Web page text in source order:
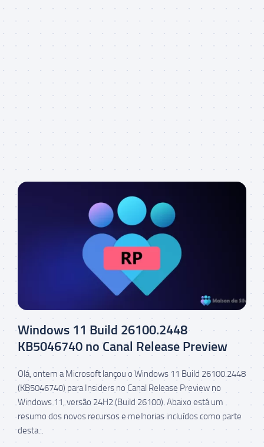
Windows 11 Build 26100.2448
KB5046740 no Canal Release Preview
Olá, ontem a Microsoft lançou o Windows 11 Build 26100.2448
(KB5046740) para Insiders no Canal Release Preview no
Windows 11, versão 24H2 (Build 26100). Abaixo está um
resumo dos novos recursos e melhorias incluídos como parte
desta...